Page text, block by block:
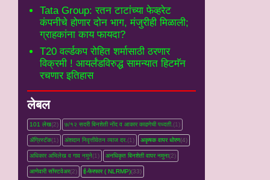
Tata Group: रतन टाटांच्या फेव्हरेट
कंपनीचे होणार दोन भाग, मंजुरीही मिळाली;
ग्राहकांना काय फायदा?
T20 वर्ल्डकप रोहित शर्मासाठी ठरणार
विक्रमी ! आयर्लंडविरुद्ध सामन्यात हिटमॅन
रचणार इतिहास
लेबल
101 लेख(2) ७/१२ सदरी बिनशेती नोंद व आकार काढणेची पध्दती. (1)
ॲग्रिस्टॅक(1) अंशदान निवृत्तीवेतन व्‍याज दर. (1) अकृषक वापर धोरण(4)
अधिकार अभिलेख व गाव नमुने(1) अनधिकृत बिनशेती वापर नमुना(2)
आणेवारी सॉफ्टवेअर(2) ई-फेरफार ( NLRMP)(33)